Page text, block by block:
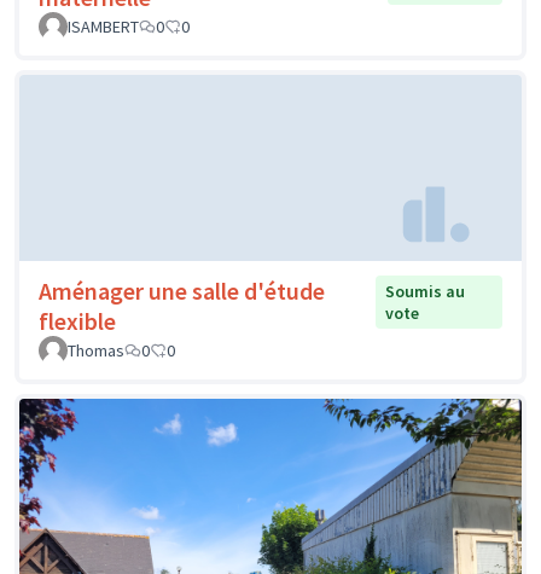
ISAMBERT
0 0
Aménager une salle d'étude
flexible
Soumis au
vote
Thomas
0 0